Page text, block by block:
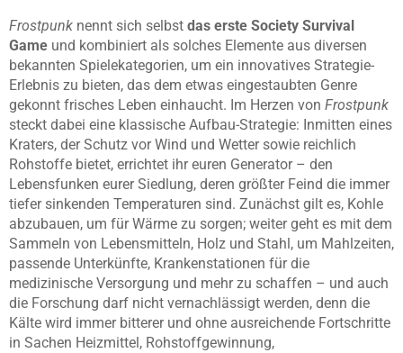
Frostpunk nennt sich selbst das erste Society Survival
Game und kombiniert als solches Elemente aus diversen
bekannten Spielekategorien, um ein innovatives Strategie-
Erlebnis zu bieten, das dem etwas eingestaubten Genre
gekonnt frisches Leben einhaucht. Im Herzen von Frostpunk
steckt dabei eine klassische Aufbau-Strategie: Inmitten eines
Kraters, der Schutz vor Wind und Wetter sowie reichlich
Rohstoffe bietet, errichtet ihr euren Generator – den
Lebensfunken eurer Siedlung, deren größter Feind die immer
tiefer sinkenden Temperaturen sind. Zunächst gilt es, Kohle
abzubauen, um für Wärme zu sorgen; weiter geht es mit dem
Sammeln von Lebensmitteln, Holz und Stahl, um Mahlzeiten,
passende Unterkünfte, Krankenstationen für die
medizinische Versorgung und mehr zu schaffen – und auch
die Forschung darf nicht vernachlässigt werden, denn die
Kälte wird immer bitterer und ohne ausreichende Fortschritte
in Sachen Heizmittel, Rohstoffgewinnung,